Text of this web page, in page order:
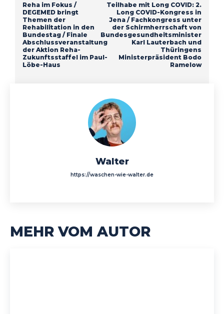
Reha im Fokus /
DEGEMED bringt
Themen der
Rehabilitation in den
Bundestag / Finale
Abschlussveranstaltung
der Aktion Reha-
Zukunftsstaffel im Paul-
Löbe-Haus
Teilhabe mit Long COVID: 2.
Long COVID-Kongress in
Jena / Fachkongress unter
der Schirmherrschaft von
Bundesgesundheitsminister
Karl Lauterbach und
Thüringens
Ministerpräsident Bodo
Ramelow
Walter
https://waschen-wie-walter.de
MEHR VOM AUTOR